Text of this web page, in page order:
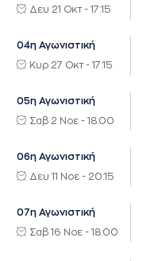
Δευ 21 Οκτ - 17:15
04η Αγωνιστική
Κυρ 27 Οκτ - 17:15
05η Αγωνιστική
Σαβ 2 Νοε - 18:00
06η Αγωνιστική
Δευ 11 Νοε - 20:15
07η Αγωνιστική
Σαβ 16 Νοε - 18:00